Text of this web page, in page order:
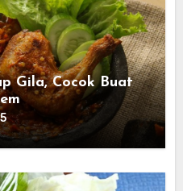
Gila, Cocok Buat